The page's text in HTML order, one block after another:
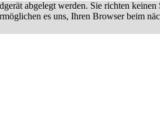
abgelegt werden. Sie richten
es uns, Ihren Browser beim